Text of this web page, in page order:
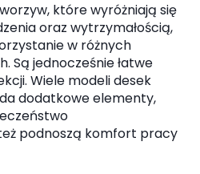
które wyróżniają się
oraz wytrzymałością,
w różnych
Są jednocześnie łatwe
Wiele modeli desek
dodatkowe elementy,
podnoszą komfort pracy